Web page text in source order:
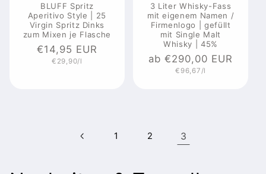
BLUFF Spritz
Aperitivo Style | 25
Virgin Spritz Dinks
zum Mixen je Flasche
Normaler
Preis
€14,95 EUR
Grundpreis
€29,90/l
3 Liter Whisky-Fass
mit eigenem Namen /
Firmenlogo | gefüllt
mit Single Malt
Whisky | 45%
Normaler
Preis
ab €290,00 EUR
Grundpreis
€96,67/l
1 2 3